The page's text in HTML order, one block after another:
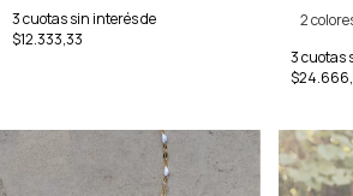
3cuotas sin interés de
$12.333,33
2
3cuotas